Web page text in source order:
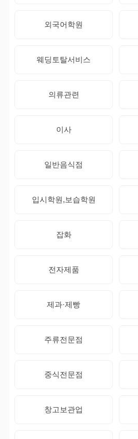
외국어학원
웨딩토탈서비스
의류관련
이사
일반음식점
입시학원,보습학원
잡화
전자제품
제과·제빵
주류전문점
중식전문점
창고보관업